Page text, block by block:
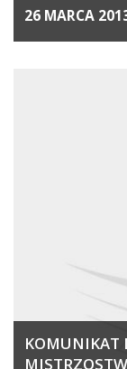
26 MARCA
KOMUNIKAT